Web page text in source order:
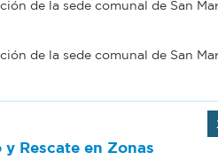
de la sede comunal de San
de la sede comunal de San
Rescate en Zonas